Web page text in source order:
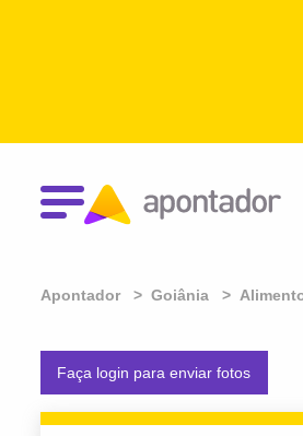
Apontador Goiânia
Faça login para enviar fotos